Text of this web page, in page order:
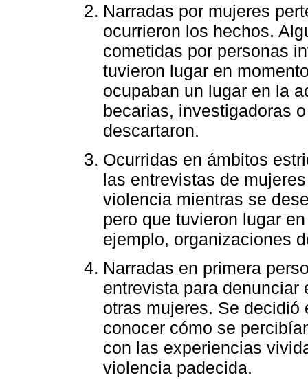
Narradas por mujeres
ocurrieron los hechos.
cometidas por personas
tuvieron lugar en
ocupaban un lugar en la
becarias, investigadoras
descartaron.
Ocurridas en ámbitos
las entrevistas de
violencia mientras se
pero que tuvieron lugar
ejemplo, organizaciones
Narradas en primera
entrevista para
otras mujeres. Se
conocer cómo se
con las experiencias
violencia padecida.